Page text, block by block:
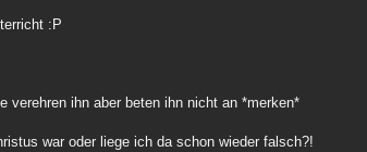
:P
ihn aber beten ihn nicht an *merken*
war oder liege ich da schon wieder falsch?!